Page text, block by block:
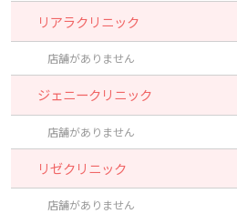
リアラクリニック
店舗がありません
ジェニークリニック
店舗がありません
リゼクリニック
店舗がありません